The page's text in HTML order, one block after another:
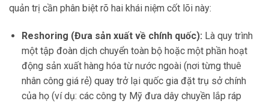
quản trị cần phân biệt rõ hai khái niệm cốt lõi này:
Reshoring (Đưa sản xuất về chính quốc): Là quy trình
một tập đoàn dịch chuyển toàn bộ hoặc một phần hoạt
động sản xuất hàng hóa từ nước ngoài (nơi từng thuê
nhân công giá rẻ) quay trở lại quốc gia đặt trụ sở chính
của họ (ví dụ: các công ty Mỹ đưa dây chuyền lắp ráp